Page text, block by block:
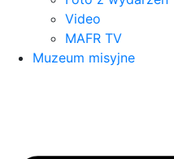
Video
MAFR TV
Muzeum misyjne